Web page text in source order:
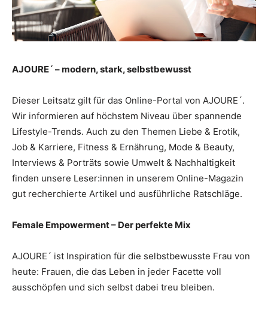
AJOURE´ – modern, stark, selbstbewusst
Dieser Leitsatz gilt für das Online-Portal von AJOURE´.
Wir informieren auf höchstem Niveau über spannende
Lifestyle-Trends. Auch zu den Themen Liebe & Erotik,
Job & Karriere, Fitness & Ernährung, Mode & Beauty,
Interviews & Porträts sowie Umwelt & Nachhaltigkeit
finden unsere Leser:innen in unserem Online-Magazin
gut recherchierte Artikel und ausführliche Ratschläge.
Female Empowerment – Der perfekte Mix
AJOURE´ ist Inspiration für die selbstbewusste Frau von
heute: Frauen, die das Leben in jeder Facette voll
ausschöpfen und sich selbst dabei treu bleiben.